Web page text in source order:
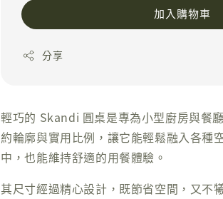
加入購物車
分享
輕巧的 Skandi 圓桌是專為小型廚房與餐
約輪廓與實用比例，讓它能輕鬆融入各種
中，也能維持舒適的用餐體驗。
其尺寸經過精心設計，既節省空間，又不